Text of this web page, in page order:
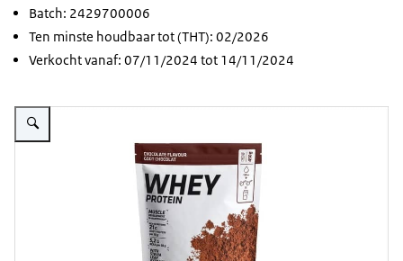
Batch: 2429700006
Ten minste houdbaar tot (THT): 02/2026
Verkocht vanaf: 07/11/2024 tot 14/11/2024
Vergroot afbeelding Decathlon Whey Protein Chocolat 30 gram